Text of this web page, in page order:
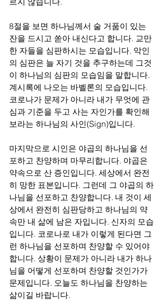
8절을 보면 하나님께서 술 거품이 있는
잔을 드시고 쏟아 내신다고 합니다. 교만
한 자들을 심판하시는 모습입니다. 악인
의 심판은 늘 자기 것을 추구하는데 그것
이 하나님의 심판의 모습임을 말합니다.
계시록에 나오는 바벨론의 모습입니다.
코로나가 문제가 아니라 내가 무엇에 관
심과 기준을 두고 사는 자인가를 확인해
보라는 하나님의 사인(Sign)입니다.
마지막으로 시인은 야곱의 하나님을 선
포하고 찬양하며 마무리합니다. 야곱은
약속으로 산 증인입니다. 세상에서 완전
히 망한 표본입니다. 그런데 그 야곱의 하
나님을 선포하고 찬양합니다. 내 것이 세
상에서 완전히 심판당하고 하나님의 약
속만 내 삶에 남은 자입니다. 신자의 모습
입니다. 코로나로 내가 이렇게 된다면 그
런 하나님을 선포하며 찬양할 수 있어야
합니다. 상황이 문제가 아니라 내가 하나
님을 어떻게 선포하며 찬양할 것인가가
문제입니다. 오늘도 하나님을 찬양하는
삶이길 바랍니다.